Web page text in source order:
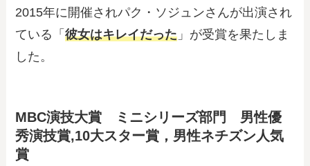
2015年に開催されパク・ソジュンさんが出演され
ている「彼女はキレイだった 」が受賞を果たしま
した。
MBC演技大賞 ミニシリーズ部門 男性優
秀演技賞,10大スター賞，男性ネチズン人気
賞